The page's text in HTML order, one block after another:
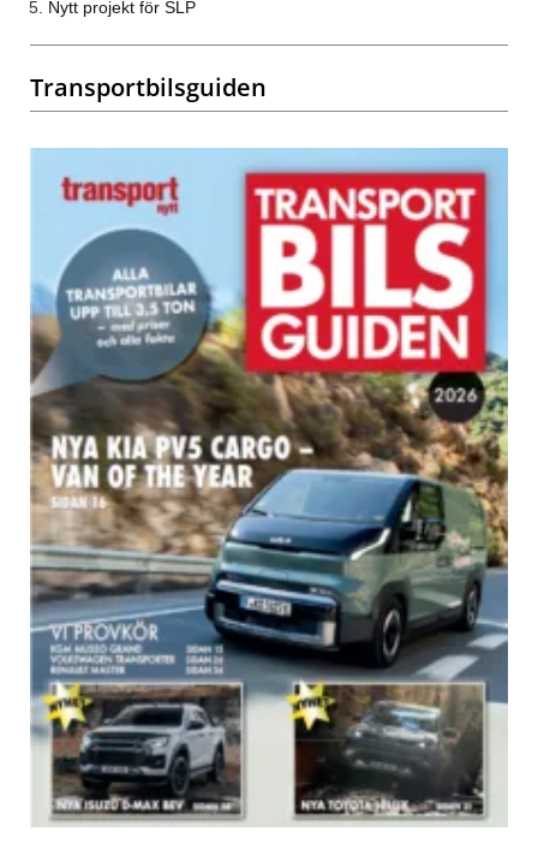
Nytt projekt för SLP
Transportbilsguiden